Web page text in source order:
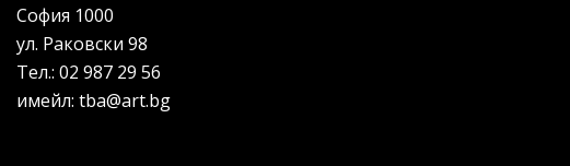
София 1000
ул. Раковски 98
Тел.: 02 987 29 56
имейл: tba@art.bg